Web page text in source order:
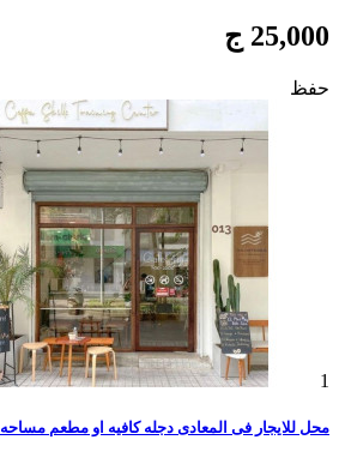
25,000 ج
حفظ
1
محل للايجار فى المعادى دجله كافيه او مطعم مساحه 25 م داخلى و 40 م خارج